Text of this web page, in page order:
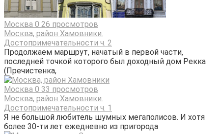
Москва 0 26 просмотров
Москва, район Хамовники.
Достопримечательности ч. 2
Продолжаем маршрут, начатый в первой части,
последней точкой которого был доходный дом Рекка
(Пречистенка,
Москва 0 33 просмотров
Москва, район Хамовники.
Достопримечательности ч. 1
Я не большой любитель шумных мегаполисов. И хотя
более 30-ти лет ежедневно из пригорода